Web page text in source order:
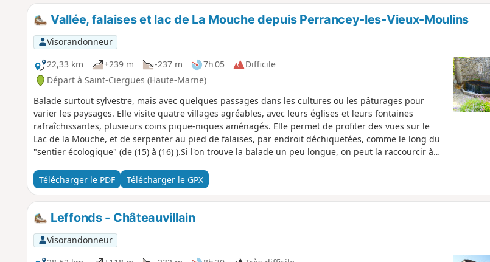
Vallée, falaises et lac de La Mouche depuis Perrancey-les-Vieux-Moulins
Visorandonneur
22,33 km
+239 m -237 m 7h 05
Difficile
Départ à Saint-Ciergues (Haute-Marne)
Balade surtout sylvestre, mais avec quelques passages dans les cultures ou les pâturages pour
varier les paysages. Elle visite quatre villages agréables, avec leurs églises et leurs fontaines
rafraîchissantes, plusieurs coins pique-niques aménagés. Elle permet de profiter des vues sur le
Lac de la Mouche, et de serpenter au pied de falaises, par endroit déchiquetées, comme le long du
"sentier écologique" (de (15) à (16) ).Si l'on trouve la balade un peu longue, on peut la raccourcir à
Télécharger le PDF
Télécharger le GPX
Leffonds - Châteauvillain
Visorandonneur